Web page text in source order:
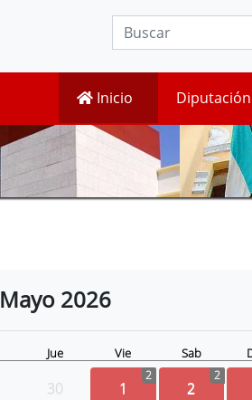
Inicio Diputación
Mayo 2026
Jue Vie Sab
30 1
2
2
2